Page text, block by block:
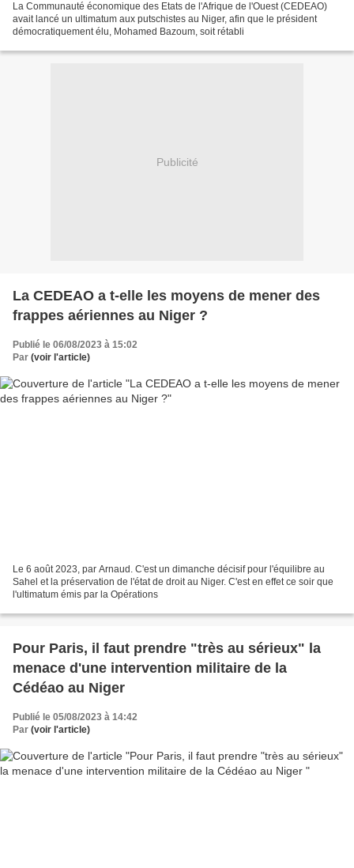
La Communauté économique des Etats de l'Afrique de l'Ouest (CEDEAO)
avait lancé un ultimatum aux putschistes au Niger, afin que le président
démocratiquement élu, Mohamed Bazoum, soit rétabli
Publicité
La CEDEAO a t-elle les moyens de mener des
frappes aériennes au Niger ?
Publié le 06/08/2023 à 15:02
Par (voir l'article)
Le 6 août 2023, par Arnaud. C'est un dimanche décisif pour l'équilibre au
Sahel et la préservation de l'état de droit au Niger. C'est en effet ce soir que
l'ultimatum émis par la Opérations
Pour Paris, il faut prendre "très au sérieux" la
menace d'une intervention militaire de la
Cédéao au Niger
Publié le 05/08/2023 à 14:42
Par (voir l'article)